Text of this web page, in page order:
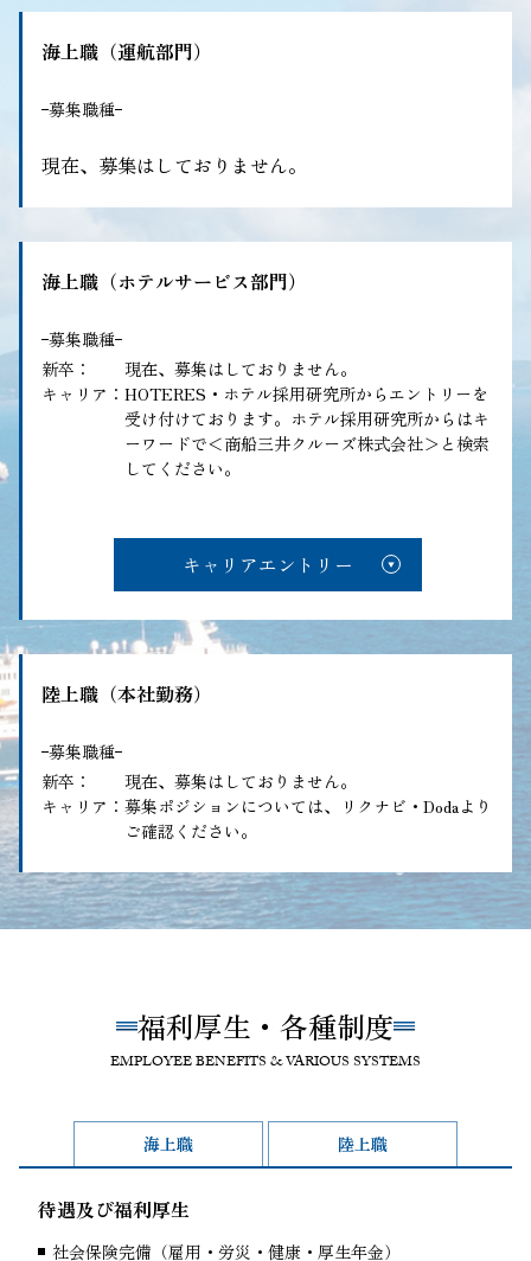
海上職（運航部門）
募集職種
現在、募集はしておりません。
海上職（ホテルサービス部門）
募集職種
新卒
現在、募集はしておりません。
キャリア
HOTERES・ホテル採用研究所からエントリーを
受け付けております。ホテル採用研究所からはキ
ーワードで＜商船三井クルーズ株式会社＞と検索
してください。
キャリアエントリー
陸上職（本社勤務）
募集職種
新卒
現在、募集はしておりません。
キャリア
募集ポジションについては、リクナビ・Dodaより
ご確認ください。
福利厚生・各種制度
EMPLOYEE BENEFITS & VARIOUS SYSTEMS
海上職 陸上職
待遇及び福利厚生
社会保険完備（雇用・労災・健康・厚生年金）